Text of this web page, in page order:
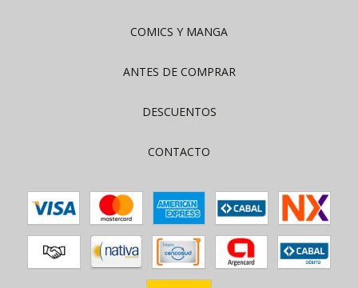
COMICS Y MANGA
ANTES DE COMPRAR
DESCUENTOS
CONTACTO